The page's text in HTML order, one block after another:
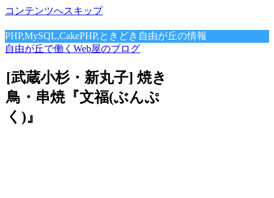
コンテンツへスキップ
PHP,MySQL,CakePHP,ときどき自由が丘の情報
自由が丘で働くWeb屋のブログ
[武蔵小杉・新丸子] 焼き
鳥・串焼『文福(ぶんぷ
く)』